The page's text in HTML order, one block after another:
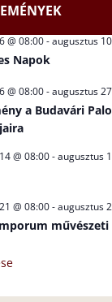
@ 08:00-augusztus
Napok
@ 08:00-augusztus
a Budavári
@ 08:00-augusztus
@ 08:00-augusztus